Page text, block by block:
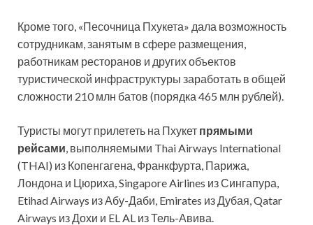
Кроме того, «Песочница Пхукета» дала возможность
сотрудникам, занятым в сфере размещения,
работникам ресторанов и других объектов
туристической инфраструктуры заработать в общей
сложности 210 млн батов (порядка 465 млн рублей).
Туристы могут прилететь на Пхукет прямыми
рейсами , выполняемыми Thai Airways International
(THAI) из Копенгагена, Франкфурта, Парижа,
Лондона и Цюриха, Singapore Airlines из Сингапура,
Etihad Airways из Абу-Даби, Emirates из Дубая, Qatar
Airways из Дохи и EL AL из Тель-Авива.